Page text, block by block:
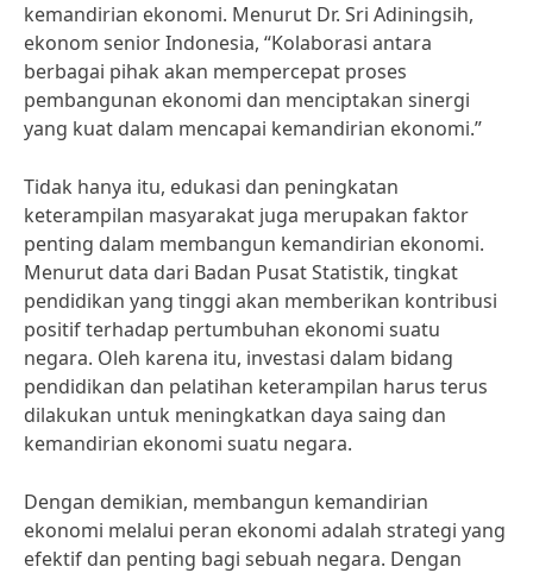
kemandirian ekonomi. Menurut Dr. Sri Adiningsih,
ekonom senior Indonesia, “Kolaborasi antara
berbagai pihak akan mempercepat proses
pembangunan ekonomi dan menciptakan sinergi
yang kuat dalam mencapai kemandirian ekonomi.”
Tidak hanya itu, edukasi dan peningkatan
keterampilan masyarakat juga merupakan faktor
penting dalam membangun kemandirian ekonomi.
Menurut data dari Badan Pusat Statistik, tingkat
pendidikan yang tinggi akan memberikan kontribusi
positif terhadap pertumbuhan ekonomi suatu
negara. Oleh karena itu, investasi dalam bidang
pendidikan dan pelatihan keterampilan harus terus
dilakukan untuk meningkatkan daya saing dan
kemandirian ekonomi suatu negara.
Dengan demikian, membangun kemandirian
ekonomi melalui peran ekonomi adalah strategi yang
efektif dan penting bagi sebuah negara. Dengan